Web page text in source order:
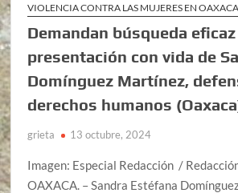
VIOLENCIA CONTRA LAS MUJERES EN OAXACA
Demandan búsqueda
presentación con vida de
Domínguez Martínez,
derechos humanos
grieta 13 octubre, 2024
Imagen: Especial Redacción /
OAXACA. – Sandra Estéfana